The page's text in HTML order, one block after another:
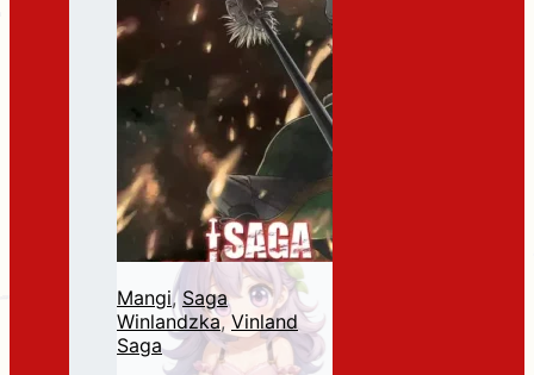
Mangi, Saga
Winlandzka,Vinland
Saga